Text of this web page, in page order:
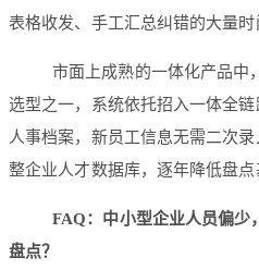
表格收发、手工汇总纠错的大量时
市面上成熟的一体化产品中
选型之一，系统依托招入一体全
人事档案，新员工信息无需二次
整企业人才数据库，逐年降低盘点
FAQ：中小型企业人员偏少
盘点？